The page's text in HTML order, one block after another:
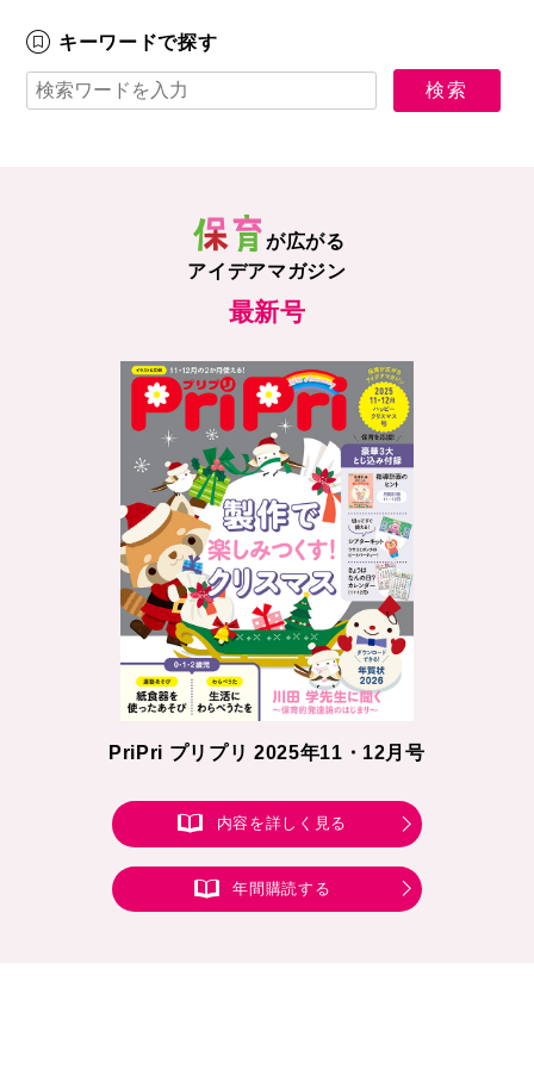
キーワードで探す
が広がる
アイデアマガジン
最新号
PriPri プリプリ 2025年11・12月号
内容を詳しく見る
年間購読する